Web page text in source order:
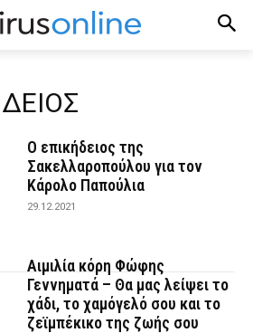
Ο επικήδειος της
Σακελλαροπούλου για τον
Κάρολο Παπούλια
29.12.2021
Αιμιλία κόρη Φώφης
Γεννηματά – Θα μας λείψει το
χάδι, το χαμόγελό σου και το
ζεϊμπέκικο της ζωής σου